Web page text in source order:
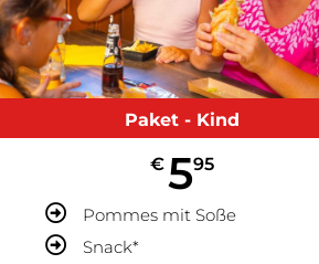
Paket - Kind
€595
Pommes mit Soße
Snack*